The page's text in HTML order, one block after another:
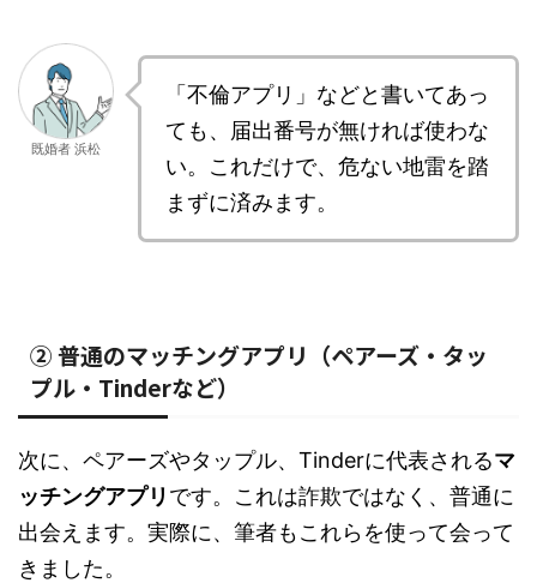
既婚者 浜松
「不倫アプリ」などと書いてあっ
ても、届出番号が無ければ使わな
い。これだけで、危ない地雷を踏
まずに済みます。
② 普通のマッチングアプリ（ペアーズ・タッ
プル・Tinderなど）
次に、ペアーズやタップル、Tinderに代表されるマ
ッチングアプリ です。これは詐欺ではなく、普通に
出会えます。実際に、筆者もこれらを使って会って
きました。